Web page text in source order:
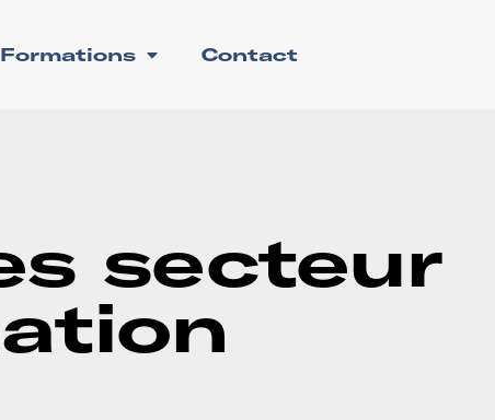
Formations Contact
secteur